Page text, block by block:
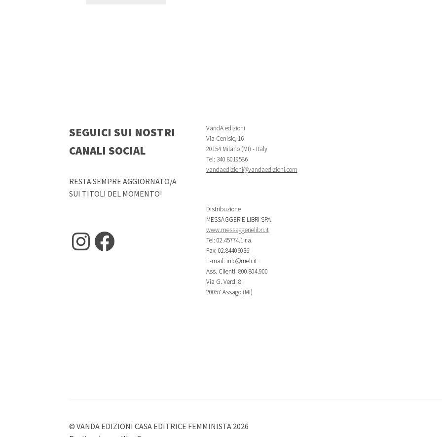
SEGUICI SUI NOSTRI
CANALI SOCIAL
RESTA SEMPRE AGGIORNATO/A
SUI TITOLI DEL MOMENTO!
Instagram
Facebook
VandA edizioni
Via Cenisio, 16
20154 Milano (MI) - Italy
Tel: 340 8019586
vandaedizioni@vandaedizioni.com
Distribuzione
MESSAGGERIE LIBRI SPA
www.messaggerielibri.it
Tel: 02.45774.1 r.a.
Fax: 02.84406036
E-mail: info@meli.it
Ass. Clienti: 800.804.900
Via G. Verdi 8
20057 Assago (MI)
© VANDA EDIZIONI CASA EDITRICE FEMMINISTA 2026